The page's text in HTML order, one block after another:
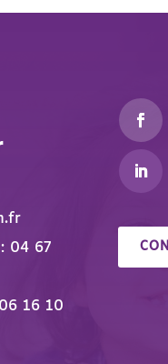
04 67
16 10